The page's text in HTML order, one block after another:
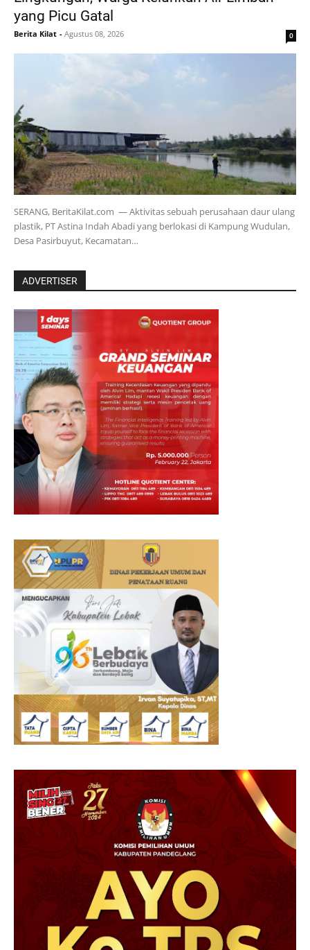
yang Picu Gatal
Berita Kilat - Agustus 08, 2026 0
SERANG, BeritaKilat.com — Aktivitas sebuah perusahaan daur ulang
plastik, PT Astina Indah Abadi yang berlokasi di Kampung Wudulan,
Desa Pasirbuyut, Kecamatan…
ADVERTISER